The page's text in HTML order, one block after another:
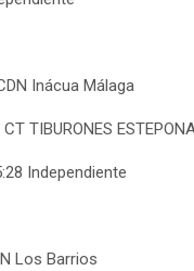
Inácua Málaga
TIBURONES
Independiente
Los Barrios